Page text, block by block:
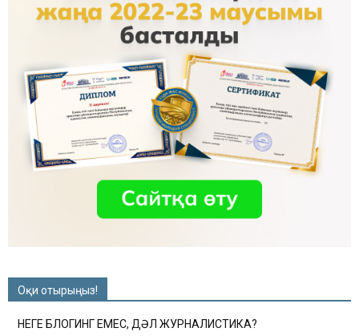
Оқи отырыңыз!
НЕГЕ БЛОГИНГ ЕМЕС, ДӘЛ ЖУРНАЛИСТИКА?